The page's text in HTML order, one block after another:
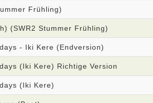
Frühling)
(SWR2 Stummer Frühling)
- Iki Kere (Endversion)
(Iki Kere) Richtige Version
(Iki Kere)